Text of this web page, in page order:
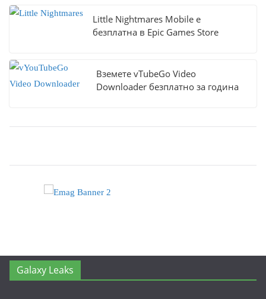
Little Nightmares Mobile е
безплатна в Epic Games Store
Вземете vTubeGo Video
Downloader безплатно за година
Galaxy Leaks